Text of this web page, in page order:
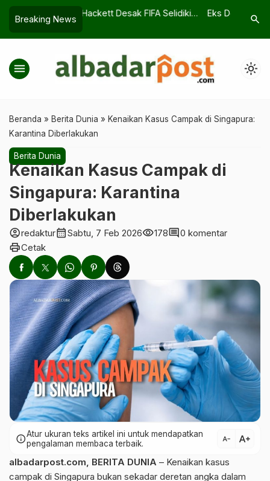
Breaking News
Eks Dokter RSHS Bandung Divonis 11
Kekerasan Seksual
Daerah
search
menu light_mode
Beranda » Berita Dunia » Kenaikan Kasus Campak di Singapura:
Karantina Diberlakukan
Berita Dunia
Kenaikan Kasus Campak di
Singapura: Karantina
Diberlakukan
account_circleredakturcalendar_monthSabtu, 7 Feb 2026visibility178comment0 komentar
printCetak
infoAtur ukuran teks artikel ini untuk mendapatkan
pengalaman membaca terbaik.
text_decrease text_increase
albadarpost.com, BERITA DUNIA – Kenaikan kasus
campak di Singapura bukan sekadar deretan angka dalam